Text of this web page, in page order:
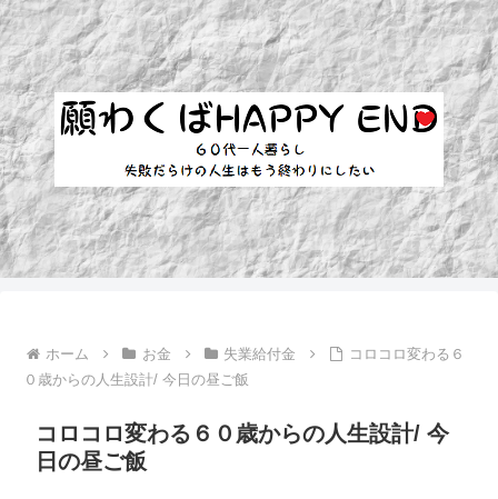
ホーム お金 失業給付金
コロコロ変わる６
０歳からの人生設計/ 今日の昼ご飯
コロコロ変わる６０歳からの人生設計/ 今
日の昼ご飯